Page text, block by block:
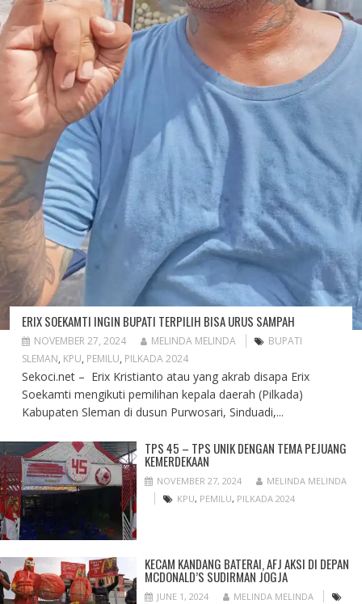
ERIX SOEKAMTI INGIN BUPATI TERPILIH BISA URUS SAMPAH
NOVEMBER 27, 2024 MELINDA MELINDA
BUPATI
SLEMAN, KPU, PEMILU, PILKADA 2024
Sekoci.net – Erix Kristianto atau yang akrab disapa Erix
Soekamti mengikuti pemilihan kepala daerah (Pilkada)
Kabupaten Sleman di dusun Purwosari, Sinduadi,...
TPS 45 – TPS UNIK DENGAN TEMA PEJUANG
KEMERDEKAAN
NOVEMBER 27, 2024
MELINDA MELINDA
KPU, PEMILU, PILKADA 2024
KECAM KANDANG BATERAI, AFJ AKSI DI DEPAN
MCDONALD’S SUDIRMAN JOGJA
JUNE 1, 2024
MELINDA MELINDA